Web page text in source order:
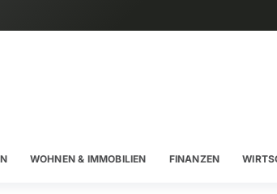
WOHNEN & IMMOBILIEN FINANZEN